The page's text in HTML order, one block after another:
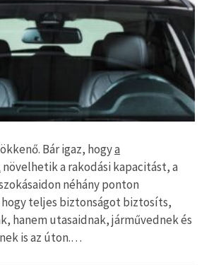
Bár igaz, hogya
növelhetik a rakodási kapacitást, a
néhány ponton
teljes biztonságot biztosíts,
hanem utasaidnak, járművednek és
is az úton.…